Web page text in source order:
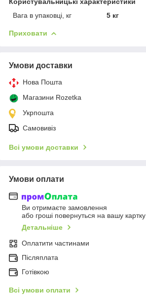
Вага в упаковці, кг
5 кг
Приховати
Умови доставки
Нова Пошта
Магазини Rozetka
Укрпошта
Самовивіз
Всі умови доставки
Умови оплати
Ви отримаєте замовлення
або гроші повернуться на вашу картку
Детальніше
Оплатити частинами
Післяплата
Готівкою
Всі умови оплати